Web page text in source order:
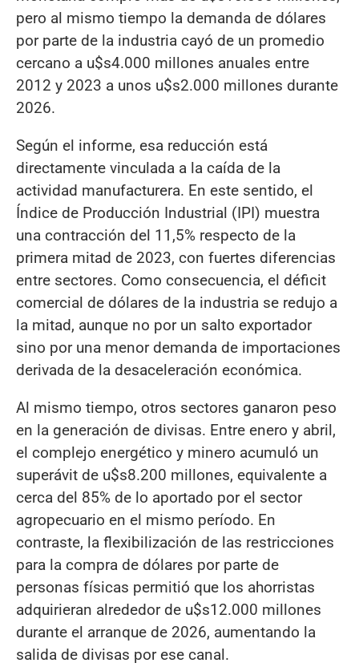
pero al mismo tiempo la demanda de dólares
por parte de la industria cayó de un promedio
cercano a u$s4.000 millones anuales entre
2012 y 2023 a unos u$s2.000 millones durante
2026.
Según el informe, esa reducción está
directamente vinculada a la caída de la
actividad manufacturera. En este sentido, el
Índice de Producción Industrial (IPI) muestra
una contracción del 11,5% respecto de la
primera mitad de 2023, con fuertes diferencias
entre sectores. Como consecuencia, el déficit
comercial de dólares de la industria se redujo a
la mitad, aunque no por un salto exportador
sino por una menor demanda de importaciones
derivada de la desaceleración económica.
Al mismo tiempo, otros sectores ganaron peso
en la generación de divisas. Entre enero y abril,
el complejo energético y minero acumuló un
superávit de u$s8.200 millones, equivalente a
cerca del 85% de lo aportado por el sector
agropecuario en el mismo período. En
contraste, la flexibilización de las restricciones
para la compra de dólares por parte de
personas físicas permitió que los ahorristas
adquirieran alrededor de u$s12.000 millones
durante el arranque de 2026, aumentando la
salida de divisas por ese canal.